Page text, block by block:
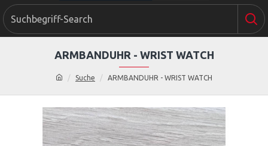
Suche ARMBANDUHR - WRIST WATCH
ARMBANDUHR - WRIST WATCH